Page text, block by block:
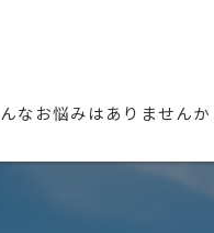
なお悩みはありませんか